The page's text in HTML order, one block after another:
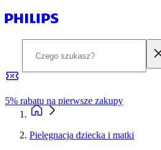
5% rabatu na pierwsze zakupy
Pielęgnacja dziecka i matki